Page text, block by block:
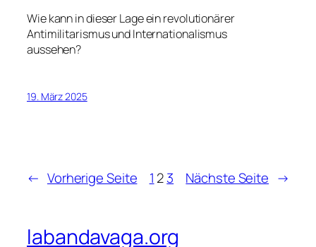
Wie kann in dieser Lage ein revolutionärer
Antimilitarismus und Internationalismus
aussehen?
19. März 2025
← Vorherige Seite 1 23 Nächste Seite →
labandavaga.org